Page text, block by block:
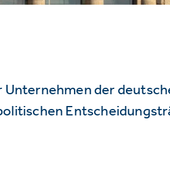
der